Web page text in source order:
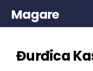
Magare
Đurđica